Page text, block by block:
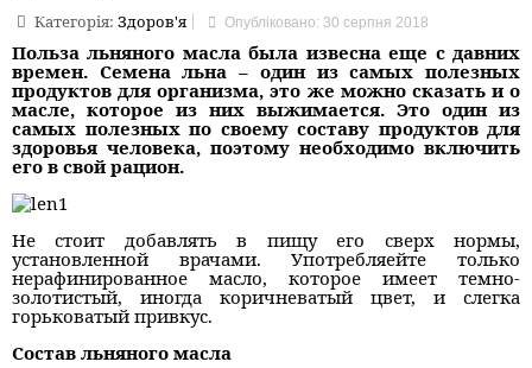
Категорія:Здоров'я Опубліковано: 30 серпня 2018
Польза льняного масла была извесна еще с давних
времен. Семена льна – один из самых полезных
продуктов для организма, это же можно сказать и о
масле, которое из них выжимается. Это один из
самых полезных по своему составу продуктов для
здоровья человека, поэтому необходимо включить
его в свой рацион.
Не стоит добавлять в пищу его сверх нормы,
установленной врачами. Употребляейте только
нерафинированное масло, которое имеет темно-
золотистый, иногда коричневатый цвет, и слегка
горьковатый привкус.
Состав льняного масла